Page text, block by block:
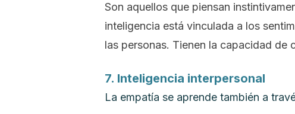
Son aquellos que piensan
inteligencia está vinculada a los
las personas. Tienen la capacidad de
7. Inteligencia interpersonal
La empatía se aprende también a